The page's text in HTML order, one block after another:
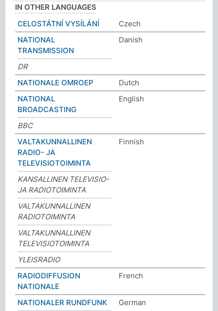
IN OTHER LANGUAGES
CELOSTÁTNÍ VYSÍLÁNÍ
Czech
NATIONAL
TRANSMISSION
Danish
DR
NATIONALE OMROEP
Dutch
NATIONAL
BROADCASTING
English
BBC
VALTAKUNNALLINEN
RADIO- JA
TELEVISIOTOIMINTA
Finnish
KANSALLINEN TELEVISIO-
JA RADIOTOIMINTA
VALTAKUNNALLINEN
RADIOTOIMINTA
VALTAKUNNALLINEN
TELEVISIOTOIMINTA
YLEISRADIO
RADIODIFFUSION
NATIONALE
French
NATIONALER RUNDFUNK German